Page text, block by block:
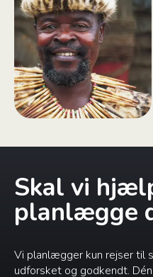
Skal vi
planlægge
Vi planlægger kun rejser til
udforsket og godkendt.